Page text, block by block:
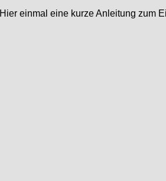
Hier einmal eine kurze Anleitung zum